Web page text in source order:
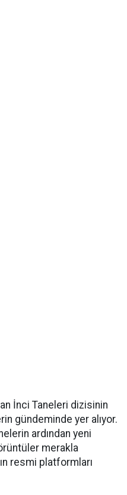
İnci Taneleri dizisinin
gündeminde yer alıyor.
ardından yeni
merakla
resmi platformları